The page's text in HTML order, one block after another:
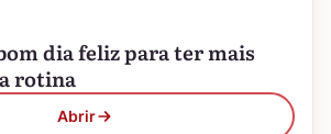
dia feliz para ter mais
rotina
Abrir